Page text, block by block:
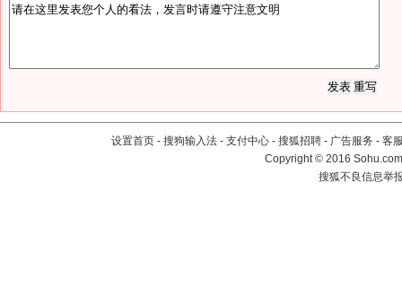
设置首页 - 搜狗输入法 - 支付中心 - 搜狐招聘 - 广告服务 - 客
Copyright©2016
搜狐不良信息举